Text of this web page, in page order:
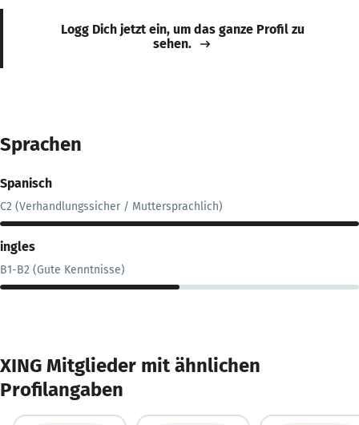
Logg Dich jetzt ein, um das ganze Profil zu
sehen.
Sprachen
Spanisch
C2 (Verhandlungssicher / Muttersprachlich)
ingles
B1-B2 (Gute Kenntnisse)
XING Mitglieder mit ähnlichen
Profilangaben